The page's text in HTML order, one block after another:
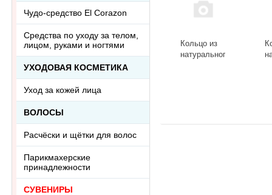
Кольцо из
натурального
Чудо-средство El Corazon
Средства по уходу за телом,
лицом, руками и ногтями
УХОДОВАЯ КОСМЕТИКА
Уход за кожей лица
ВОЛОСЫ
Расчёски и щётки для волос
Парикмахерские
принадлежности
СУВЕНИРЫ